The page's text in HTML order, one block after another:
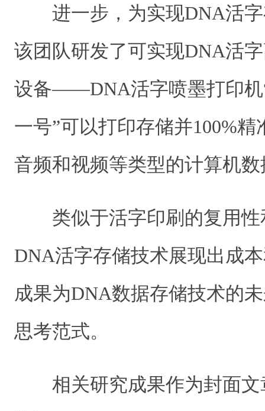
进一步，为实现DNA活
该团队研发了可实现DNA活
设备——DNA活字喷墨打印机
一号”可以打印存储并100%
音频和视频等类型的计算机
类似于活字印刷的复用
DNA活字存储技术展现出成
成果为DNA数据存储技术的
思考范式。
相关研究成果作为封面